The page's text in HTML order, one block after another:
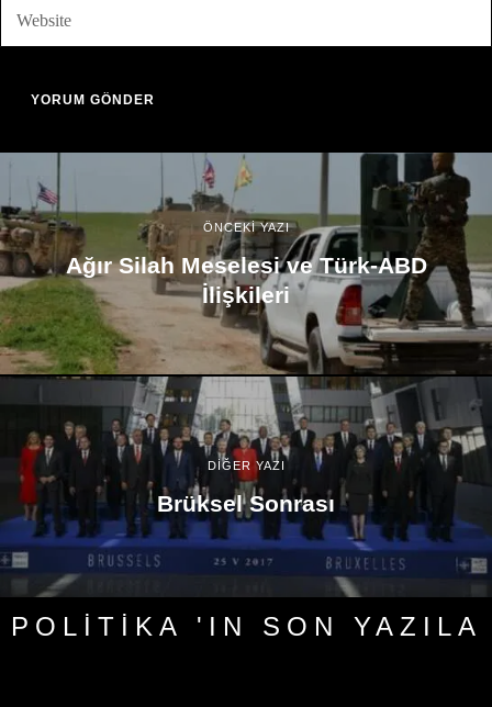
ÖNCEKİ YAZI
Ağır Silah Meselesi ve Türk-ABD
İlişkileri
DİĞER YAZI
Brüksel Sonrası
POLITIKA 'IN SON